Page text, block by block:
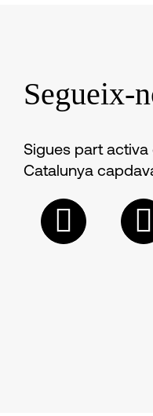
Segueix-
Sigues part
Catalunya